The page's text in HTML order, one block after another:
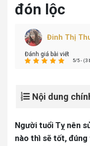
đón lộc
Đinh Thị
Đánh giá bài viết
5/5 - (3
Nội dung
Người tuổi Tỵ nên
nào thì sẽ tốt, đúng